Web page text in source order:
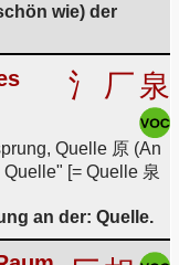
wie) der
氵 厂 泉
Quelle 原 (An
[= Quelle 泉
an der: Quelle.